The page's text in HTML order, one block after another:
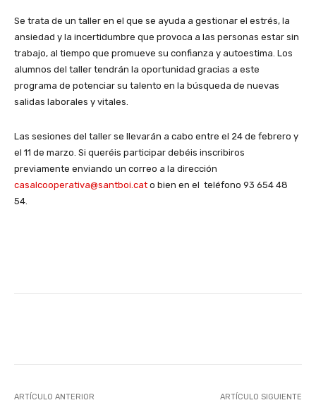
Se trata de un taller en el que se ayuda a gestionar el estrés, la
ansiedad y la incertidumbre que provoca a las personas estar sin
trabajo, al tiempo que promueve su confianza y autoestima. Los
alumnos del taller tendrán la oportunidad gracias a este
programa de potenciar su talento en la búsqueda de nuevas
salidas laborales y vitales.
Las sesiones del taller se llevarán a cabo entre el 24 de febrero y
el 11 de marzo. Si queréis participar debéis inscribiros
previamente enviando un correo a la dirección
casalcooperativa@santboi.cat o bien en el teléfono 93 654 48
54.
ARTÍCULO ANTERIOR ARTÍCULO SIGUIENTE